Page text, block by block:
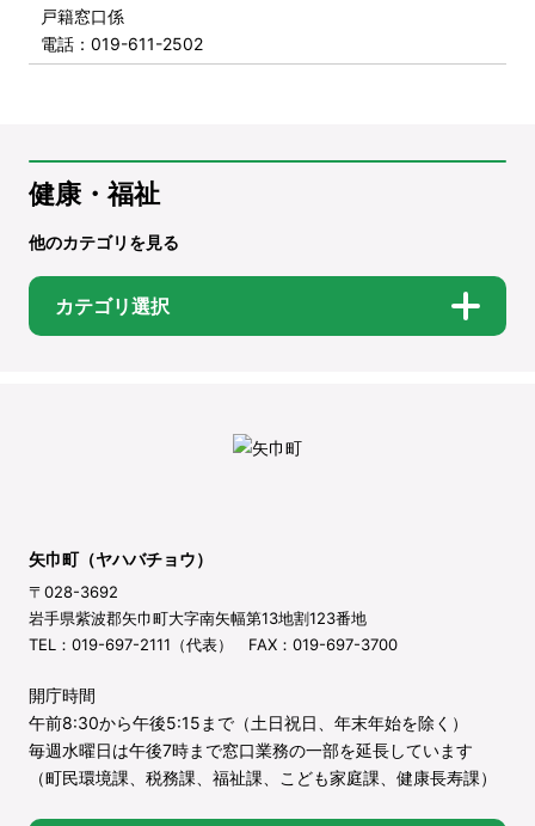
戸籍窓口係
電話 ：019-611-2502
健康・福祉
他のカテゴリを見る
カテゴリ選択
矢巾町（ヤハバチョウ）
〒028-3692
岩手県紫波郡矢巾町大字南矢幅第13地割123番地
TEL：019-697-2111（代表） FAX：019-697-3700
開庁時間
午前8:30から午後5:15まで（土日祝日、年末年始を除く）
毎週水曜日は午後7時まで窓口業務の一部を延長しています
（町民環境課、税務課、福祉課、こども家庭課、健康長寿課）